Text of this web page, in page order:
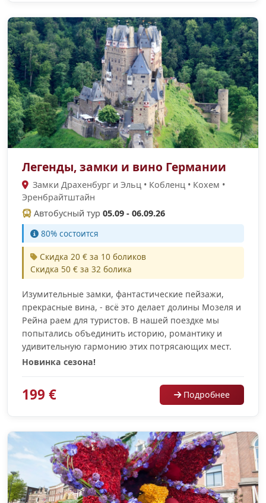
Легенды, замки и вино Германии
Замки Драхенбург и Эльц • Кобленц • Кохем •
Эренбрайтштайн
Автобусный тур 05.09 - 06.09.26
80% состоится
Скидка 20 € за 10 боликов
Скидка 50 € за 32 болика
Изумительные замки, фантастические пейзажи,
прекрасные вина, - всё это делает долины Мозеля и
Рейна раем для туристов. В нашей поездке мы
попытались объединить историю, романтику и
удивительную гармонию этих потрясающих мест.
Новинка сезона!
199 € Подробнее